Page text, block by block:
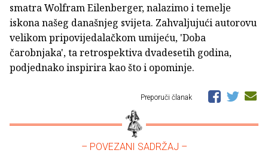
smatra Wolfram Eilenberger, nalazimo i temelje
iskona našeg današnjeg svijeta. Zahvaljujući autorovu
velikom pripovijedalačkom umijeću, 'Doba
čarobnjaka', ta retrospektiva dvadesetih godina,
podjednako inspirira kao što i opominje.
Preporuči članak
– POVEZANI SADRŽAJ –